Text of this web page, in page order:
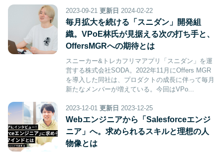
2023-09-21 更新日 2024-02-22
毎月拡大を続ける「スニダン」開発組
織。VPoE林氏が見据える次の打ち手と、
OffersMGRへの期待とは
スニーカー&トレカフリマアプリ「スニダン」を運
営する株式会社SODA。2022年11月にOffers MGR
を導入した同社は、プロダクトの成長に伴って毎月
新たなメンバーが増えている。今回はVPo...
2023-12-01 更新日 2023-12-25
Webエンジニアから「Salesforceエンジ
ニア」へ。求められるスキルと理想の人
物像とは